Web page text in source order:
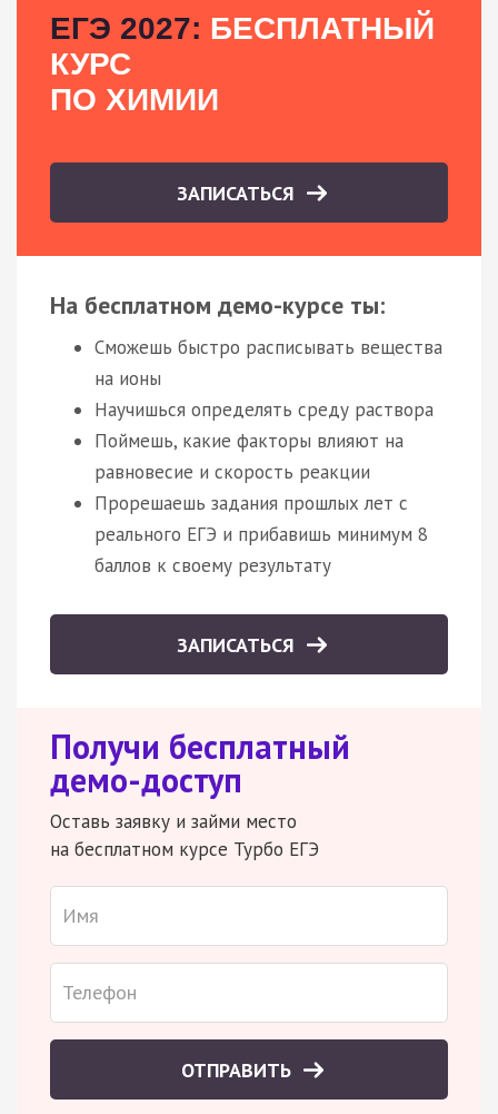
ЕГЭ 2027: БЕСПЛАТНЫЙ
КУРС
ПО ХИМИИ
ЗАПИСАТЬСЯ
На бесплатном демо-курсе ты:
Сможешь быстро расписывать вещества
на ионы
Научишься определять среду раствора
Поймешь, какие факторы влияют на
равновесие и скорость реакции
Прорешаешь задания прошлых лет с
реального ЕГЭ и прибавишь минимум 8
баллов к своему результату
ЗАПИСАТЬСЯ
Получи бесплатный
демо-доступ
Оставь заявку и займи место
на бесплатном курсе Турбо ЕГЭ
ОТПРАВИТЬ